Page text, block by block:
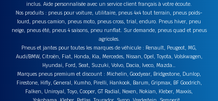
inclus. Aide personnalisée avec un service client français à votre écoute.
Nos produits : pneus pour voiture, utilitaire, pneus 4x4 tout terrain, pneus poids-
lourd, pneus camion, pneus moto, pneus cross, trial, enduro. Pneus hiver, pneu
neige, pneus été, pneus 4 saisons, pneu runflat. Sur demande, pneus quad et pneus
agricoles.
Pneus et jantes pour toutes les marques de véhicule : Renault, Peugeot, MG,
Audi/BMW, Citroën, Fiat, Honda, Kia, Mercedes, Nissan, Opel, Toyota, Volskwagen,
Hyundai, Ford, Seat, Suzuki, Volvo, Dacia, Iveco, Mazda…
Marques pneus premium et discount : Michelin, Goodyear, Bridgestone, Dunlop,
Firestone, Hifly, General, Kumho, Pirelli, Hankook, Barum, Gripmax, BF Goodrich,
Falken, Uniroyal, Toyo, Cooper, GT Radial, Nexen, Nokian, Kleber, Maxxis,